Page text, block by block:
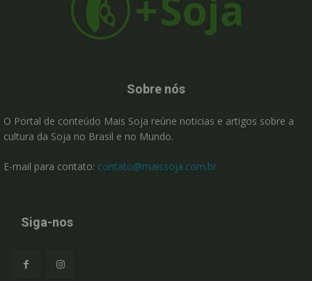
Sobre nós
O Portal de conteúdo Mais Soja reúne noticias e artigos sobre a
cultura da Soja no Brasil e no Mundo.
E-mail para contato: contato@maissoja.com.br
Siga-nos